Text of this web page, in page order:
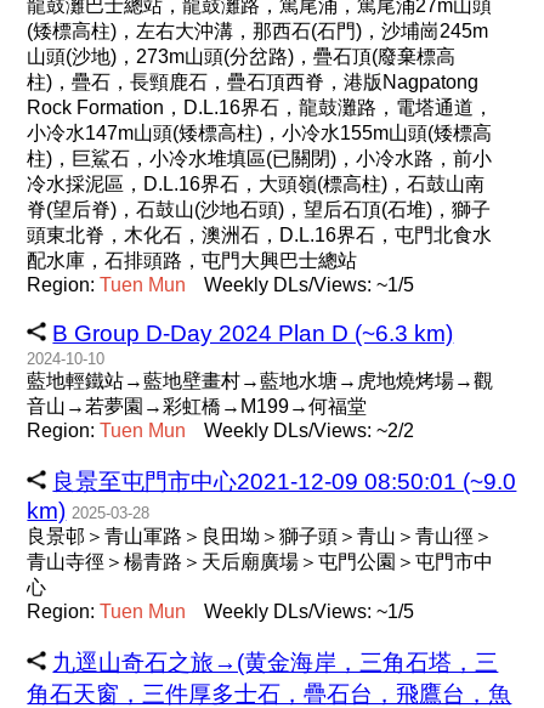
龍鼓灘巴士總站，龍鼓灘路，篤尾涌，篤尾涌27m山頭
(矮標高柱)，左右大沖溝，那西石(石門)，沙埔崗245m
山頭(沙地)，273m山頭(分岔路)，疊石頂(廢棄標高
柱)，疊石，長頸鹿石，疊石頂西脊，港版Nagpatong
Rock Formation，D.L.16界石，龍鼓灘路，電塔通道，
小冷水147m山頭(矮標高柱)，小冷水155m山頭(矮標高
柱)，巨鯊石，小冷水堆填區(已關閉)，小冷水路，前小
冷水採泥區，D.L.16界石，大頭嶺(標高柱)，石鼓山南
脊(望后脊)，石鼓山(沙地石頭)，望后石頂(石堆)，獅子
頭東北脊，木化石，澳洲石，D.L.16界石，屯門北食水
配水庫，石排頭路，屯門大興巴士總站
Region:Tuen Mun Weekly DLs/Views: ~1/5
B Group D-Day 2024 Plan D (~6.3 km)
2024-10-10
藍地輕鐵站→藍地壁畫村→藍地水塘→虎地燒烤場→觀
音山→若夢園→彩虹橋→M199→何福堂
Region:Tuen Mun Weekly DLs/Views: ~2/2
良景至屯門市中心2021-12-09 08:50:01 (~9.0
km) 2025-03-28
良景邨＞青山軍路＞良田坳＞獅子頭＞青山＞青山徑＞
青山寺徑＞楊青路＞天后廟廣場＞屯門公園＞屯門市中
心
Region:Tuen Mun Weekly DLs/Views: ~1/5
九逕山奇石之旅→(黄金海岸，三角石塔，三
角石天窗，三件厚多士石，疊石台，飛鷹台，魚